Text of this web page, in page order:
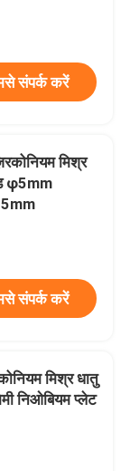
संपर्क करें
मिश्र
φ5mm
संपर्क करें
मिश्र धातु
निओबियम प्लेट